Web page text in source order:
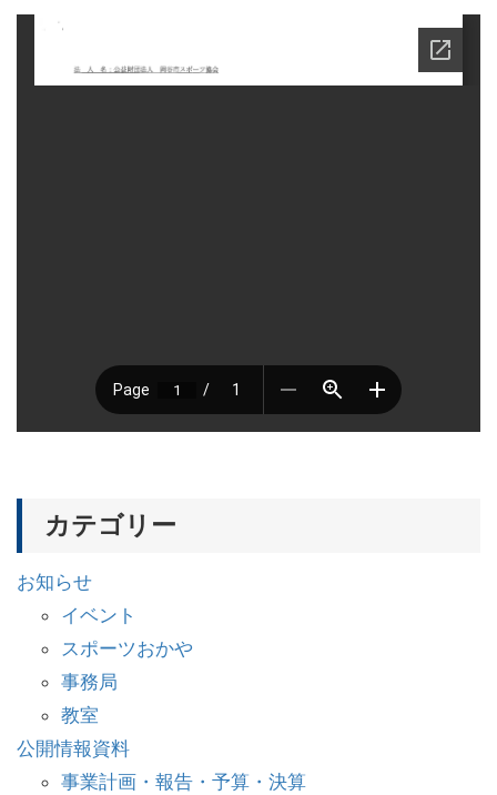
カテゴリー
お知らせ
イベント
スポーツおかや
事務局
教室
公開情報資料
事業計画・報告・予算・決算